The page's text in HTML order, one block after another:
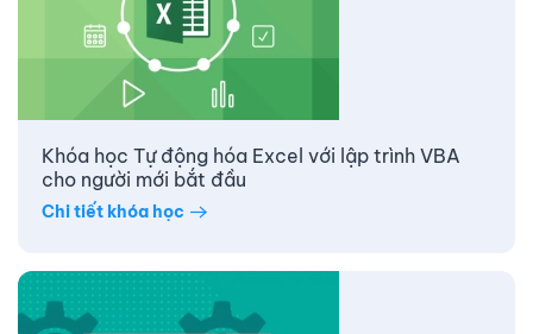
Khóa học Tự động hóa Excel với lập trình VBA
cho người mới bắt đầu
Chi tiết khóa học